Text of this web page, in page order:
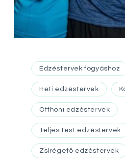
Edzéstervek fogyáshoz
Heti edzéstervek
Otthoni edzéstervek
Teljes test edzéstervek
Zsírégető edzéstervek